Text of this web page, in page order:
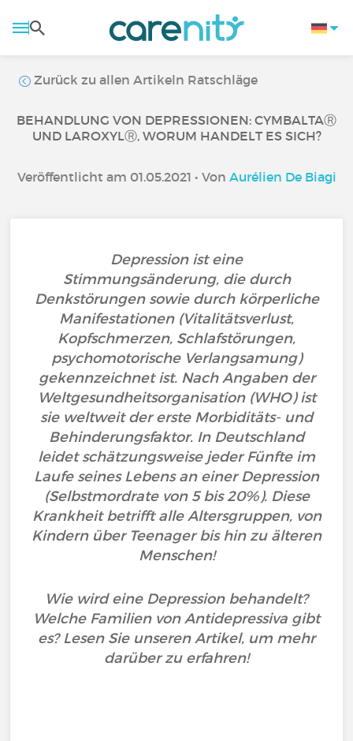
Zurück zu allen Artikeln Ratschläge
BEHANDLUNG VON DEPRESSIONEN: CYMBALTAⓇ
UND LAROXYLⓇ, WORUM HANDELT ES SICH?
Veröffentlicht am 01.05.2021 • Von Aurélien De Biagi
Depression ist eine
Stimmungsänderung, die durch
Denkstörungen sowie durch körperliche
Manifestationen (Vitalitätsverlust,
Kopfschmerzen, Schlafstörungen,
psychomotorische Verlangsamung)
gekennzeichnet ist. Nach Angaben der
Weltgesundheitsorganisation (WHO) ist
sie weltweit der erste Morbiditäts- und
Behinderungsfaktor. In Deutschland
leidet schätzungsweise jeder Fünfte im
Laufe seines Lebens an einer Depression
(Selbstmordrate von 5 bis 20%). Diese
Krankheit betrifft alle Altersgruppen, von
Kindern über Teenager bis hin zu älteren
Menschen!
Wie wird eine Depression behandelt?
Welche Familien von Antidepressiva gibt
es? Lesen Sie unseren Artikel, um mehr
darüber zu erfahren!